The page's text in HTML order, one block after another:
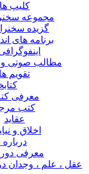
کلیپ ها
مجموعه
گزیده
برنامه های
مطالب صوتی و
تقویم ها
معرفی
کتب
عقاید
اخلاق و
معرفی
عقل ، علم ، وجدان